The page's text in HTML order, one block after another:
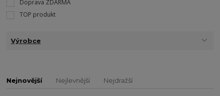
Doprava ZDARMA
TOP produkt
Výrobce
Nejnovější Nejlevnější Nejdražší